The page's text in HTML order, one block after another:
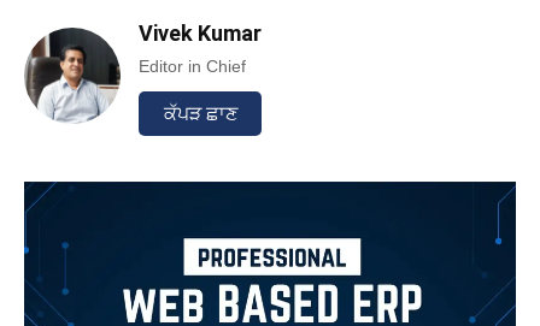
Vivek Kumar
Editor in Chief
ਕੱਪੜ ਛਾਣ